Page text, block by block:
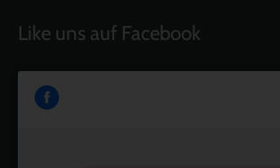
Like uns auf Facebook